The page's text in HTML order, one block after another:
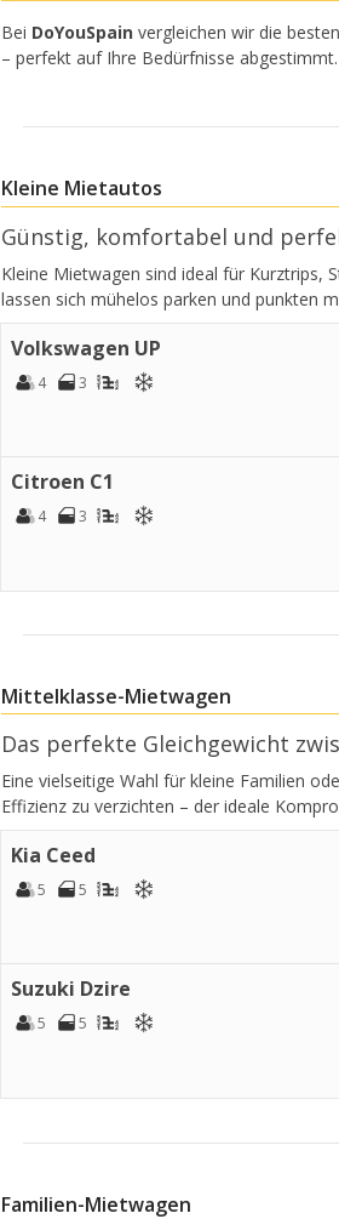
Bei DoYouSpainvergleichen wir die
– perfekt auf Ihre Bedürfnisse abgestimmt.
Kleine Mietautos
Günstig, komfortabel und
Kleine Mietwagen sind ideal für Kurztrips,
lassen sich mühelos parken und punkten
Volkswagen UP
4 3
Citroen C1
4 3
Mittelklasse-Mietwagen
Das perfekte Gleichgewicht
Eine vielseitige Wahl für kleine Familien
Effizienz zu verzichten – der ideale
Kia Ceed
5 5
Suzuki Dzire
5 5
Familien-Mietwagen